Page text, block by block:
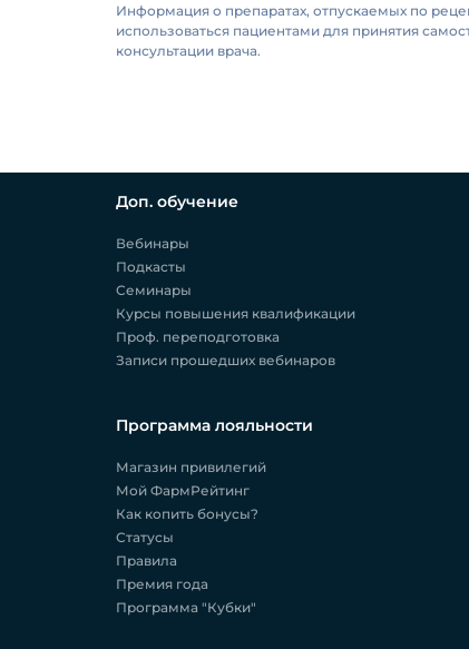
Информация о препаратах, отпускаемых по
использоваться пациентами для принятия
консультации врача.
Доп. обучение
Вебинары
Подкасты
Семинары
Курсы повышения квалификации
Проф. переподготовка
Записи прошедших вебинаров
Программа лояльности
Магазин привилегий
Мой ФармРейтинг
Как копить бонусы?
Статусы
Правила
Премия года
Программа "Кубки"